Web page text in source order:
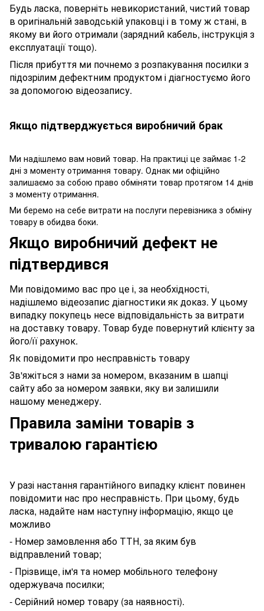
Будь ласка, поверніть невикористаний, чистий товар
в оригінальній заводській упаковці і в тому ж стані, в
якому ви його отримали (зарядний кабель, інструкція з
експлуатації тощо).
Після прибуття ми почнемо з розпакування посилки з
підозрілим дефектним продуктом і діагностуємо його
за допомогою відеозапису.
Якщо підтверджується виробничий брак
Ми надішлемо вам новий товар. На практиці це займає 1-2
дні з моменту отримання товару. Однак ми офіційно
залишаємо за собою право обміняти товар протягом 14 днів
з моменту отримання.
Ми беремо на себе витрати на послуги перевізника з обміну
товару в обидва боки.
Якщо виробничий дефект не
підтвердився
Ми повідомимо вас про це і, за необхідності,
надішлемо відеозапис діагностики як доказ. У цьому
випадку покупець несе відповідальність за витрати
на доставку товару. Товар буде повернутий клієнту за
його/її рахунок.
Як повідомити про несправність товару
Зв'яжіться з нами за номером, вказаним в шапці
сайту або за номером заявки, яку ви залишили
нашому менеджеру.
Правила заміни товарів з
тривалою гарантією
У разі настання гарантійного випадку клієнт повинен
повідомити нас про несправність. При цьому, будь
ласка, надайте нам наступну інформацію, якщо це
можливо
- Номер замовлення або ТТН, за яким був
відправлений товар;
- Прізвище, ім'я та номер мобільного телефону
одержувача посилки;
- Серійний номер товару (за наявності).